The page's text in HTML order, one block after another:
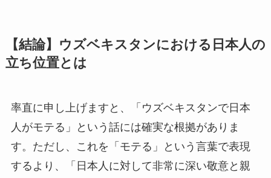
【結論】ウズベキスタンにおける日本人の
立ち位置とは
率直に申し上げますと、「ウズベキスタンで日本
人がモテる」という話には確実な根拠がありま
す。ただし、これを「モテる」という言葉で表現
するより、「日本人に対して非常に深い敬意と親